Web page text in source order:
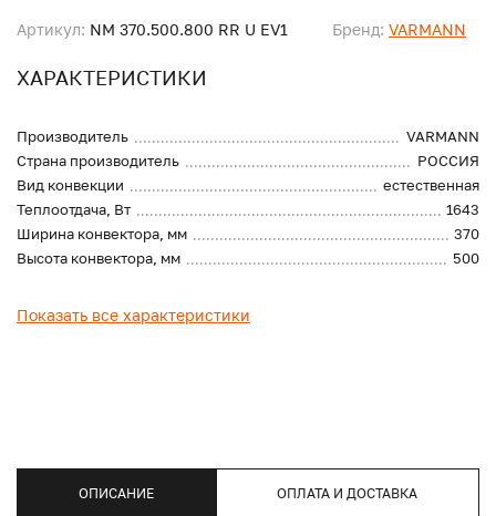
Артикул: NM 370.500.800 RR U EV1 Бренд: VARMANN
ХАРАКТЕРИСТИКИ
Производитель
VARMANN
Страна производитель
РОССИЯ
Вид конвекции
естественная
Теплоотдача, Вт
1643
Ширина конвектора, мм
370
Высота конвектора, мм
500
Показать все характеристики
ОПИСАНИЕ ОПЛАТА И ДОСТАВКА